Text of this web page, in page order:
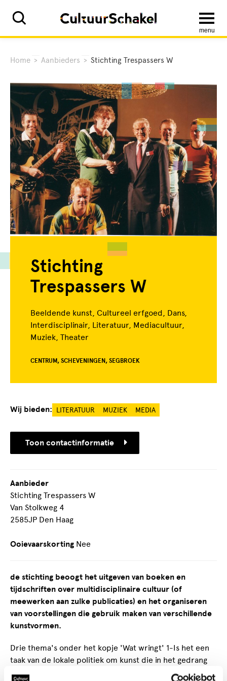
menu
Home > Aanbieders > Stichting Trespassers W
Stichting
Trespassers W
Beeldende kunst, Cultureel erfgoed, Dans,
Interdisciplinair, Literatuur, Mediacultuur,
Muziek, Theater
CENTRUM, SCHEVENINGEN, SEGBROEK
de stichting beoogt het uitgeven van boeken en
tijdschriften over multidisciplinaire cultuur (of
meewerken aan zulke publicaties) en het organiseren
van voorstellingen die gebruik maken van verschillende
kunstvormen.
Drie thema's onder het kopje 'Wat wringt' 1-Is het een
taak van de lokale politiek om kunst die in het gedrang
verkeert binnen de marktwerking, of kunstenaars die
Wij bieden: LITERATUUR MUZIEK MEDIA
Toon contactinformatie
Aanbieder
Stichting Trespassers W
Van Stolkweg 4
2585JP Den Haag
Ooievaarskorting Nee